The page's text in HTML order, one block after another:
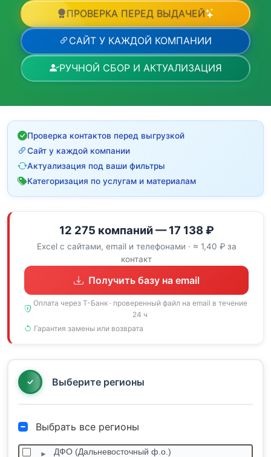
ПРОВЕРКА ПЕРЕД ВЫДАЧЕЙ
САЙТ У КАЖДОЙ КОМПАНИИ
РУЧНОЙ СБОР И АКТУАЛИЗАЦИЯ
Проверка контактов перед выгрузкой
Сайт у каждой компании
Актуализация под ваши фильтры
Категоризация по услугам и материалам
12 275 компаний — 17 138 ₽
Excel с сайтами, email и телефонами · ≈ 1,40 ₽ за
контакт
Получить базу на email
Оплата через Т-Банк · проверенный файл на email в течение
24 ч
Гарантия замены или возврата
Выберите регионы
Выбрать все регионы
ДФО (Дальневосточный ф.о.)